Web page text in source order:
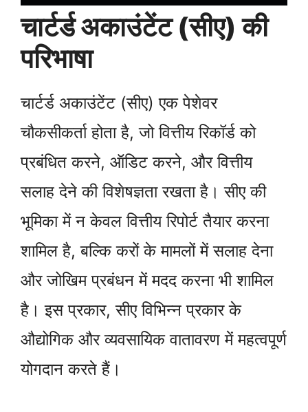
चार्टर्ड अकाउंटेंट (सीए) की
परिभाषा
चार्टर्ड अकाउंटेंट (सीए) एक पेशेवर
चौकसीकर्ता होता है, जो वित्तीय रिकॉर्ड को
प्रबंधित करने, ऑडिट करने, और वित्तीय
सलाह देने की विशेषज्ञता रखता है। सीए की
भूमिका में न केवल वित्तीय रिपोर्ट तैयार करना
शामिल है, बल्कि करों के मामलों में सलाह देना
और जोखिम प्रबंधन में मदद करना भी शामिल
है। इस प्रकार, सीए विभिन्न प्रकार के
औद्योगिक और व्यवसायिक वातावरण में महत्वपूर्ण
योगदान करते हैं।